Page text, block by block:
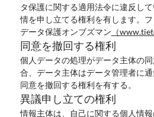
タ保護に関する適用法令に違反し
情を申し立てる権利を有します。
データ保護オンブズマン （
同意を撤回する権利
個人データの処理がデータ主体の
合、データ主体はデータ管理者に
同意を撤回する権利を有する。
異議申し立ての権利
情報主体は、自己に関する個人情